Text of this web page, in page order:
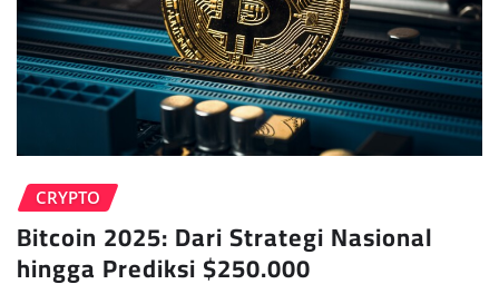
CRYPTO
Bitcoin 2025: Dari Strategi Nasional
hingga Prediksi $250.000